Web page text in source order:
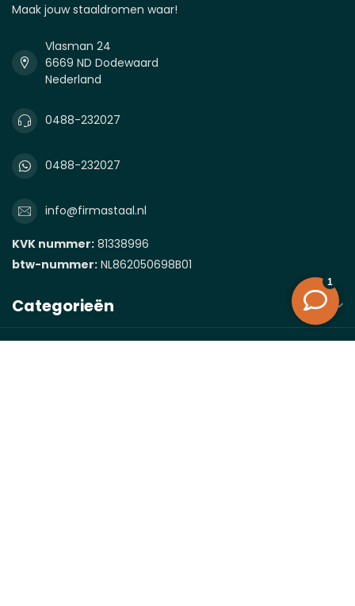
Maak jouw staaldromen waar!
Vlasman 24
6669 ND Dodewaard
Nederland
0488-232027
0488-232027
info@firmastaal.nl
KVK nummer: 81338996
btw-nummer: NL862050698B01
Categorieën
Informatie